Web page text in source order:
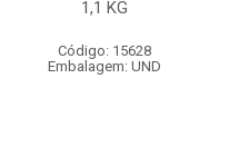
1,1 KG
Código: 15628
Embalagem: UND